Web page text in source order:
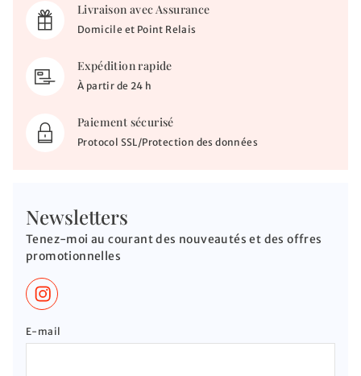
Livraison avec Assurance
Domicile et Point Relais
Expédition rapide
À partir de 24 h
Paiement sécurisé
Protocol SSL/Protection des données
Newsletters
Tenez-moi au courant des nouveautés et des offres
promotionnelles
E-mail